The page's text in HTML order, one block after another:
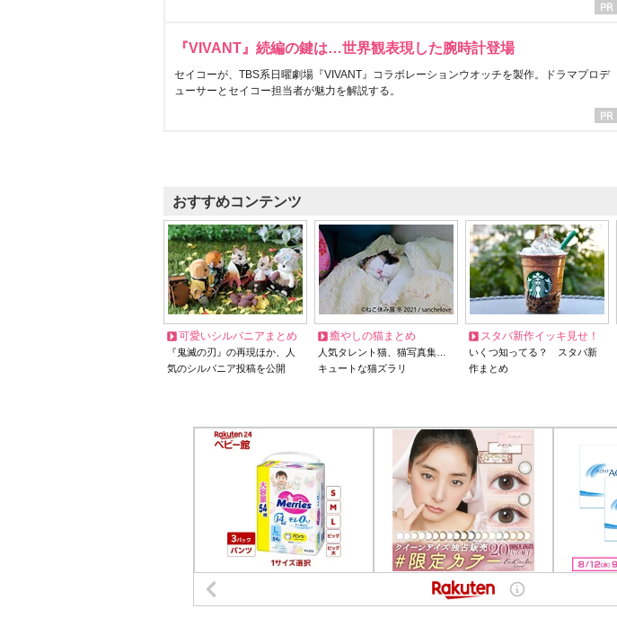
『VIVANT』続編の鍵は…世界観表現した腕時計登場
セイコーが、TBS系日曜劇場『VIVANT』コラボレーションウオッチを製作。ドラマプロデ
ューサーとセイコー担当者が魅力を解説する。
おすすめコンテンツ
可愛いシルバニアまとめ
『鬼滅の刃』の再現ほか、人
気のシルバニア投稿を公開
癒やしの猫まとめ
人気タレント猫、猫写真集…
キュートな猫ズラリ
スタバ新作イッキ見せ！
いくつ知ってる？ スタバ新
作まとめ